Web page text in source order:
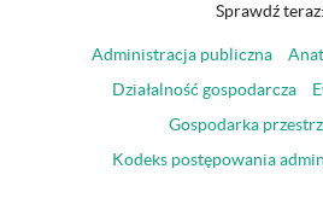
Sprawdź teraz:
Administracja publiczna
Działalność gospodarcza
Gospodarka
Kodeks postępowania